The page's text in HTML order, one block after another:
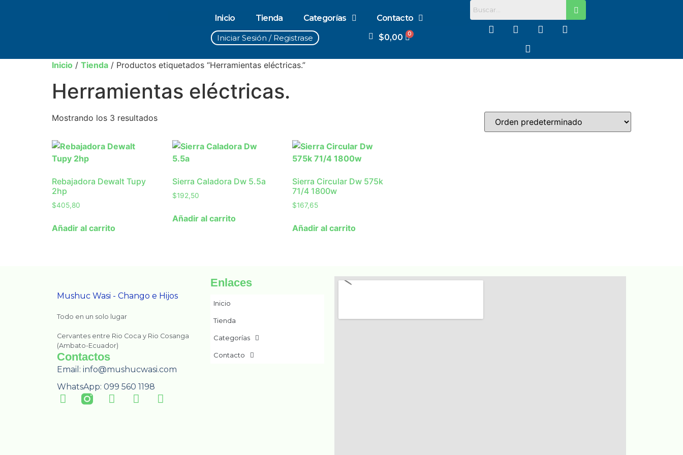
Inicio Tienda Categorías Contacto
Iniciar Sesión / Registrase $0,00
Inicio / Tienda / Productos etiquetados “Herramientas eléctricas.”
Herramientas eléctricas.
Mostrando los 3 resultados
Rebajadora Dewalt Tupy
2hp
$405,80
Añadir al carrito
Sierra Caladora Dw 5.5a
$192,50
Añadir al carrito
Sierra Circular Dw 575k
71/4 1800w
$167,65
Añadir al carrito
Mushuc Wasi - Chango e Hijos
Todo en un solo lugar
Cervantes entre Rio Coca y Rio Cosanga
(Ambato-Ecuador)
Contactos
Email: info@mushucwasi.com
WhatsApp: 099 560 1198
Enlaces
Inicio
Tienda
Categorías
Contacto